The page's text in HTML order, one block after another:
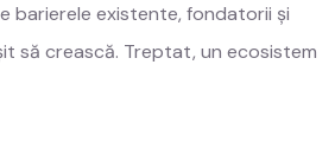
barierele existente, fondatorii și
să crească. Treptat, un ecosistem